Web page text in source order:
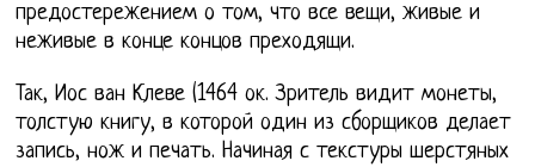
предостережением о том, что все вещи, живые и
неживые в конце концов преходящи.
Так, Иос ван Клеве (1464 ок. Зритель видит монеты,
толстую книгу, в которой один из сборщиков делает
запись, нож и печать. Начиная с текстуры шерстяных